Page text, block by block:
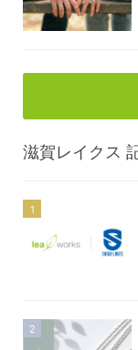
滋賀レイクス